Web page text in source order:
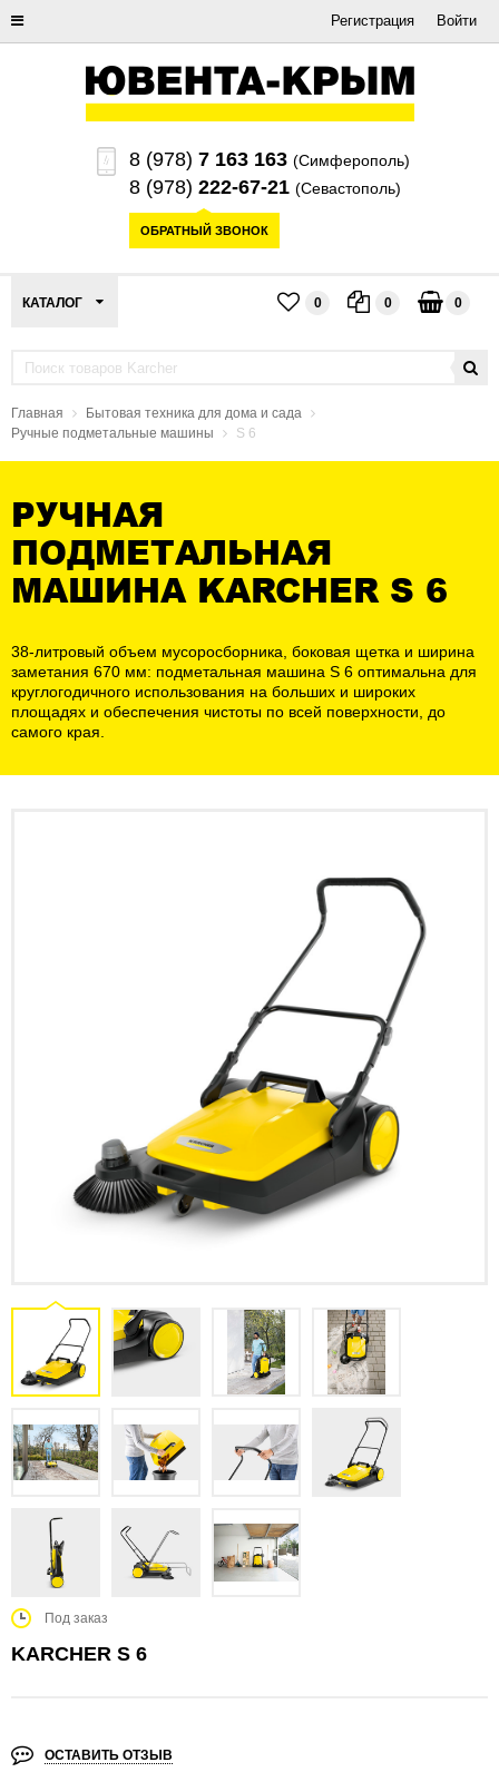
Регистрация Войти
8 (978) 7 163 163 (Симферополь)
8 (978) 222-67-21 (Севастополь)
ОБРАТНЫЙ ЗВОНОК
КАТАЛОГ 0 0 0
Главная
Бытовая техника для дома и сада
Ручные подметальные машины
S 6
РУЧНАЯ
ПОДМЕТАЛЬНАЯ
МАШИНА KARCHER S 6
38-литровый объем мусоросборника, боковая щетка и ширина
заметания 670 мм: подметальная машина S 6 оптимальна для
круглогодичного использования на больших и широких
площадях и обеспечения чистоты по всей поверхности, до
самого края.
Под заказ
KARCHER S 6
ОСТАВИТЬ ОТЗЫВ